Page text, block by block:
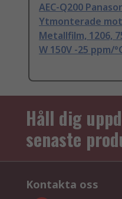
AEC-Q200
Ytmonterade
Metallfilm, 1206,
W 150V -25 ppm/
Håll dig
senaste
Kontakta oss